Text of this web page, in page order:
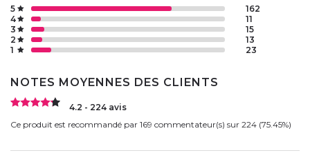
1 23
2 13
3 15
4 11
5 162
NOTES MOYENNES DES CLIENTS
4.2 - 224 avis
Ce produit est recommandé par 169 commentateur(s) sur 224 (75.45%)